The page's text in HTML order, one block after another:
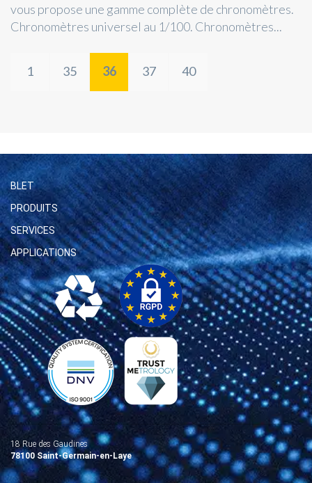
vous propose une gamme complète de chronomètres.
Chronomètres universel au 1/100. Chronomètres...
1 35 36 37 40
BLET
PRODUITS
SERVICES
APPLICATIONS
18 Rue des Gaudines
78100 Saint-Germain-en-Laye